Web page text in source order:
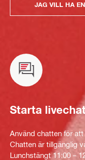
JAG VILL HA
Starta
Använd chatten för
Chatten är tillgänglig
Lunchstängt 11:00 –